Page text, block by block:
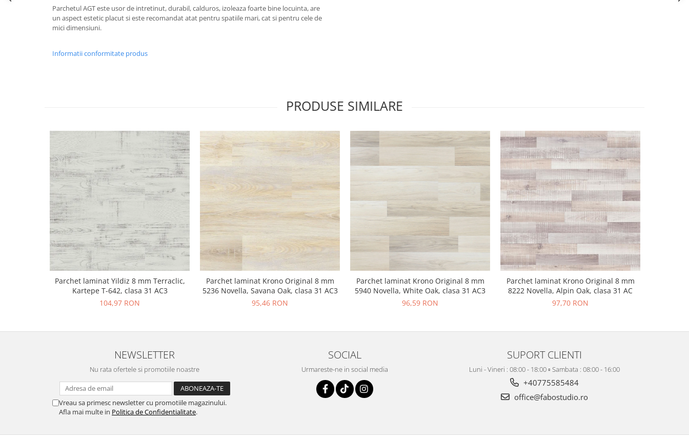
Parchetul AGT este usor de intretinut, durabil, calduros, izoleaza foarte bine locuinta, are
un aspect estetic placut si este recomandat atat pentru spatiile mari, cat si pentru cele de
mici dimensiuni.
Informatii conformitate produs
PRODUSE SIMILARE
Parchet laminat Yildiz 8 mm Terraclic,
Kartepe T-642, clasa 31 AC3
104,97 RON
Parchet laminat Krono Original 8 mm
5236 Novella, Savana Oak, clasa 31 AC3
95,46 RON
Parchet laminat Krono Original 8 mm
5940 Novella, White Oak, clasa 31 AC3
96,59 RON
Parchet laminat Krono Original 8 mm
8222 Novella, Alpin Oak, clasa 31 AC
97,70 RON
NEWSLETTER
Nu rata ofertele si promotiile noastre
Vreau sa primesc newsletter cu promotiile magazinului.
Afla mai multe in Politica de Confidentialitate.
SOCIAL
Urmareste-ne in social media
SUPORT CLIENTI
Luni - Vineri : 08:00 - 18:00 ▫️ Sambata : 08:00 - 16:00
+40775585484
office@fabostudio.ro